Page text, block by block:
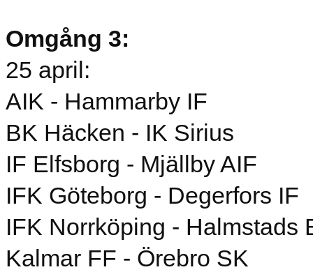
Omgång 3:
25 april:
AIK - Hammarby IF
BK Häcken - IK Sirius
IF Elfsborg - Mjällby AIF
IFK Göteborg - Degerfors IF
IFK Norrköping - Halmstads
Kalmar FF - Örebro SK